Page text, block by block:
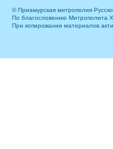
© Приамурская митрополия
По благословению Митрополита
При копировании материалов